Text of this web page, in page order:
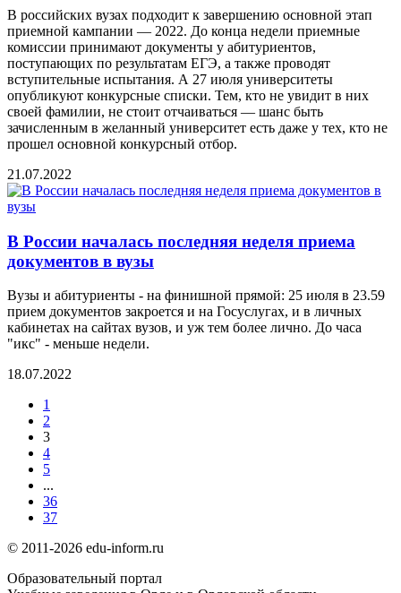
В российских вузах подходит к завершению основной этап
приемной кампании — 2022. До конца недели приемные
комиссии принимают документы у абитуриентов,
поступающих по результатам ЕГЭ, а также проводят
вступительные испытания. А 27 июля университеты
опубликуют конкурсные списки. Тем, кто не увидит в них
своей фамилии, не стоит отчаиваться — шанс быть
зачисленным в желанный университет есть даже у тех, кто не
прошел основной конкурсный отбор.
21.07.2022
В России началась последняя неделя приема
документов в вузы
Вузы и абитуриенты - на финишной прямой: 25 июля в 23.59
прием документов закроется и на Госуслугах, и в личных
кабинетах на сайтах вузов, и уж тем более лично. До часа
"икс" - меньше недели.
18.07.2022
1
2
3
4
5
...
36
37
© 2011-2026 edu-inform.ru
Образовательный портал